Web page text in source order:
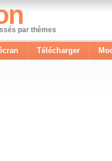
par thèmes
Télécharger